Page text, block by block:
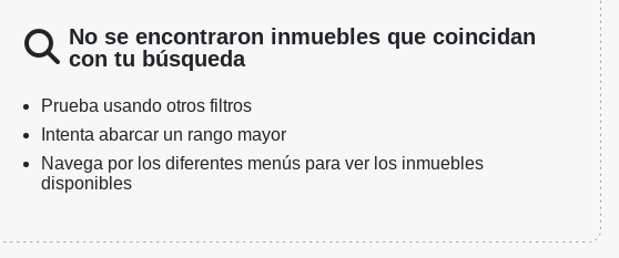
No se encontraron inmuebles que coincidan
con tu búsqueda
Prueba usando otros filtros
Intenta abarcar un rango mayor
Navega por los diferentes menús para ver los inmuebles
disponibles